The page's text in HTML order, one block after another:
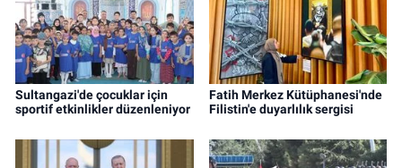
Sultangazi'de çocuklar için
sportif etkinlikler düzenleniyor
Fatih Merkez Kütüphanesi'nde
Filistin'e duyarlılık sergisi